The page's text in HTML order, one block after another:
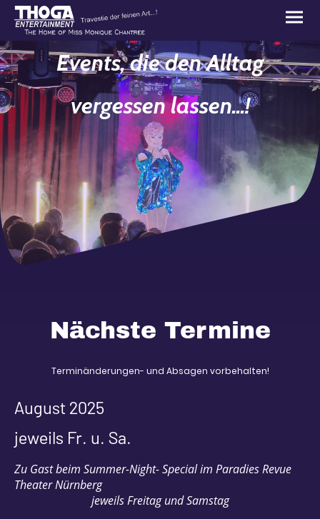
Events, die den Alltag
vergessen lassen...!
Nächste Termine
Terminänderungen- und Absagen vorbehalten!
August 2025
jeweils Fr. u. Sa.
Zu Gast beim Summer-Night- Special im Paradies Revue
Theater Nürnberg
jeweils Freitag und Samstag